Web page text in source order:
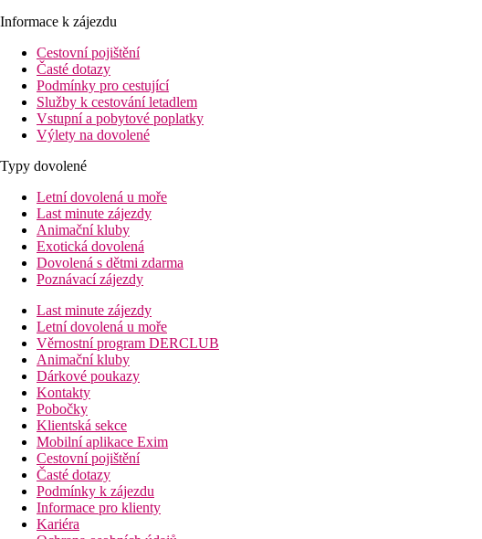
Informace k zájezdu
Cestovní pojištění
Časté dotazy
Podmínky pro cestující
Služby k cestování letadlem
Vstupní a pobytové poplatky
Výlety na dovolené
Typy dovolené
Letní dovolená u moře
Last minute zájezdy
Animační kluby
Exotická dovolená
Dovolená s dětmi zdarma
Poznávací zájezdy
Last minute zájezdy
Letní dovolená u moře
Věrnostní program DERCLUB
Animační kluby
Dárkové poukazy
Kontakty
Pobočky
Klientská sekce
Mobilní aplikace Exim
Cestovní pojištění
Časté dotazy
Podmínky k zájezdu
Informace pro klienty
Kariéra